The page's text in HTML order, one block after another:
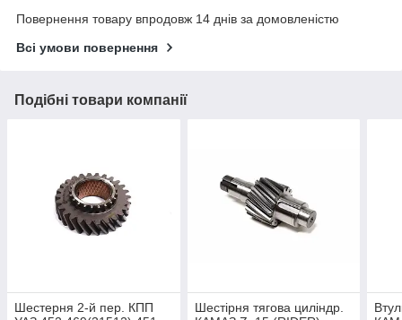
Повернення товару впродовж 14 днів за домовленістю
Всі умови повернення
Подібні товари компанії
Шестерня 2-й пер. КПП
Шестірня тягова циліндр.